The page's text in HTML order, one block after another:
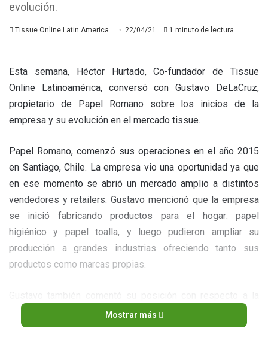
evolución.
Tissue Online Latin America 22/04/21 1 minuto de lectura
Esta semana, Héctor Hurtado, Co-fundador de Tissue
Online Latinoamérica, conversó con Gustavo DeLaCruz,
propietario de Papel Romano sobre los inicios de la
empresa y su evolución en el mercado tissue.
Papel Romano, comenzó sus operaciones en el año 2015
en Santiago, Chile. La empresa vio una oportunidad ya que
en ese momento se abrió un mercado amplio a distintos
vendedores y retailers. Gustavo mencionó que la empresa
se inició fabricando productos para el hogar: papel
higiénico y papel toalla, y luego pudieron ampliar su
producción a grandes industrias ofreciendo tanto sus
productos como marcas propias.
demanda de los productos de higiene. “Al principio aumentó
la demanda de los productos tissue para el hogar y bajó en
Mostrar más